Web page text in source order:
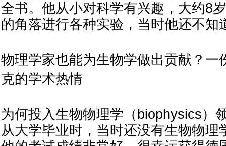
全书。他从小对科学有兴趣，大约8
的角落进行各种实验，当时他还不知
物理学家也能为生物学做出贡献？一
克的学术热情
为何投入生物物理学（biophysics）
从大学毕业时，当时还没有生物物理